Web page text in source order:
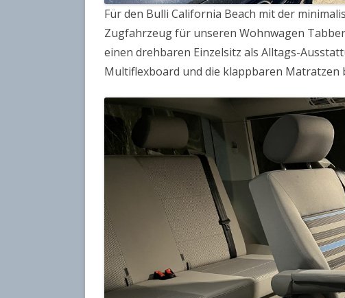
Für den Bulli California Beach mit der
Zugfahrzeug für unseren Wohnwagen
einen drehbaren Einzelsitz als Alltags-
Multiflexboard und die klappbaren Matratzen